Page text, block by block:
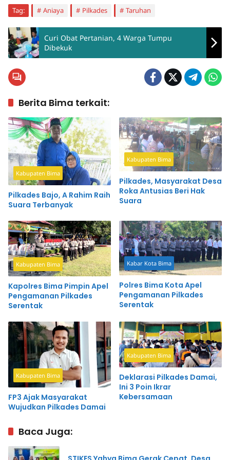
Tag: Aniaya Pilkades Taruhan
Curi Obat Pertanian, 4 Warga Tumpu
Dibekuk
Berita Bima terkait:
Kabupaten Bima
Pilkades Bajo, A Rahim Raih
Suara Terbanyak
Kabupaten Bima
Pilkades, Masyarakat Desa
Roka Antusias Beri Hak
Suara
Kabupaten Bima
Kapolres Bima Pimpin Apel
Pengamanan Pilkades
Serentak
Kabar Kota Bima
Polres Bima Kota Apel
Pengamanan Pilkades
Serentak
Kabupaten Bima
FP3 Ajak Masyarakat
Wujudkan Pilkades Damai
Kabupaten Bima
Deklarasi Pilkades Damai,
Ini 3 Poin Ikrar
Kebersamaan
Baca Juga: